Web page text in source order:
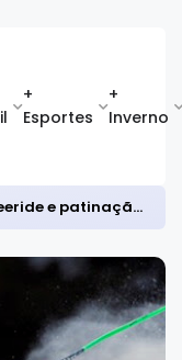
+
Esportes
+
Inverno
Jogos Olímpicos de Inverno 2030: freeride e patinação sincronizada entram; combinado nórdico está fora